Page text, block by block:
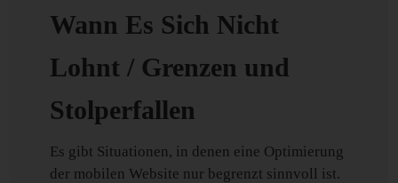
Wann Es Sich Nicht
Lohnt / Grenzen und
Stolperfallen
Es gibt Situationen, in denen eine Optimierung
der mobilen Website nur begrenzt sinnvoll ist.